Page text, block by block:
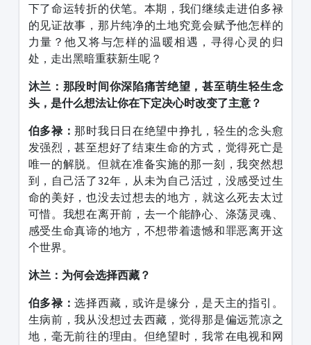
下了命运转折的伏笔。本期，我们继续走进伯多禄
的见证故事，那片纯净的土地究竟会赋予他怎样的
力量？他又将与怎样的温暖相遇，寻得心灵的归
处，走出黑暗重获新生呢？
沐兰：那段时间你深陷痛苦绝望，甚至萌生轻生念
头，是什么想法让你在下定决心时改变了主意？
伯多禄：那时我日日在绝望中挣扎，轻生的念头愈
发强烈，甚至想好了结束生命的方式，觉得死亡是
唯一的解脱。但就在准备实施的那一刻，我突然想
到，自己活了32年，从未为自己活过，没感受过生
命的美好，也没去过想去的地方，就这么死去太过
可惜。我想在离开前，去一个能静心、涤荡灵魂、
感受生命真谛的地方，不想带着遗憾和罪恶离开这
个世界。
沐兰：为何会选择西藏？
伯多禄：选择西藏，或许是缘分，是天主的指引。
生病前，我从没想过去西藏，觉得那是偏远荒凉之
地，毫无前往的理由。但绝望时，我常在电视和网